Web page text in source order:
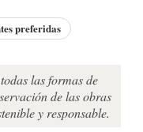
preferidas
las formas de
de las obras
y responsable.